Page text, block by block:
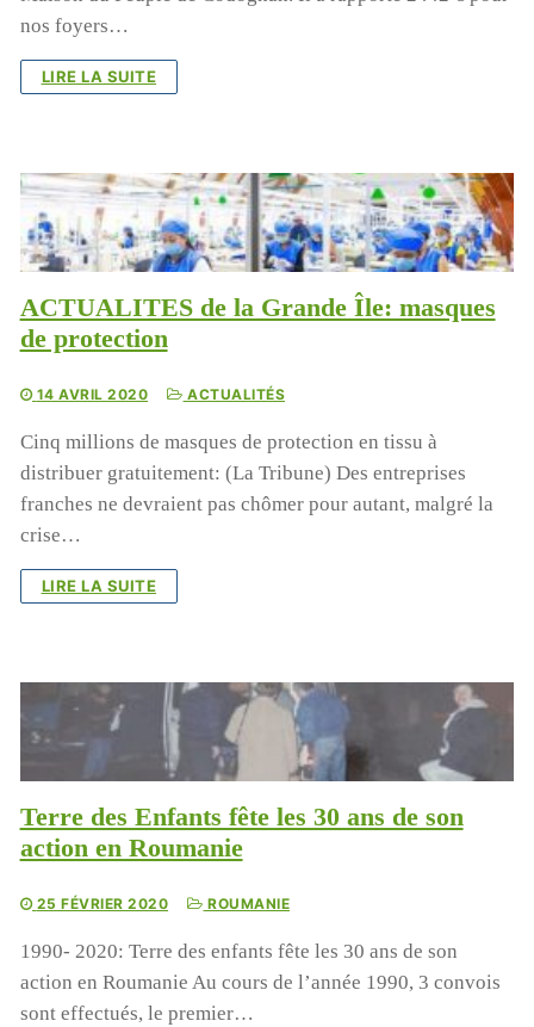
nos foyers…
LIRE LA SUITE
ACTUALITES de la Grande Île: masques
de protection
14 AVRIL 2020 ACTUALITÉS
Cinq millions de masques de protection en tissu à
distribuer gratuitement: (La Tribune) Des entreprises
franches ne devraient pas chômer pour autant, malgré la
crise…
LIRE LA SUITE
Terre des Enfants fête les 30 ans de son
action en Roumanie
25 FÉVRIER 2020 ROUMANIE
1990- 2020: Terre des enfants fête les 30 ans de son
action en Roumanie Au cours de l’année 1990, 3 convois
sont effectués, le premier…